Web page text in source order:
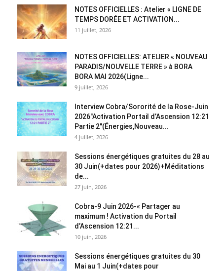
NOTES OFFICIELLES : Atelier « LIGNE DE
TEMPS DORÉE ET ACTIVATION...
11 juillet, 2026
NOTES OFFICIELLES: ATELIER « NOUVEAU
PARADIS/NOUVELLE TERRE » à BORA
BORA MAI 2026(Ligne...
9 juillet, 2026
Interview Cobra/Sororité de la Rose-Juin
2026″Activation Portail d’Ascension 12:21
Partie 2″(Énergies,Nouveau...
4 juillet, 2026
Sessions énergétiques gratuites du 28 au
30 Juin(+dates pour 2026)+Méditations
de...
27 juin, 2026
Cobra-9 Juin 2026-« Partager au
maximum ! Activation du Portail
d’Ascension 12:21...
10 juin, 2026
Sessions énergétiques gratuites du 30
Mai au 1 Juin(+dates pour